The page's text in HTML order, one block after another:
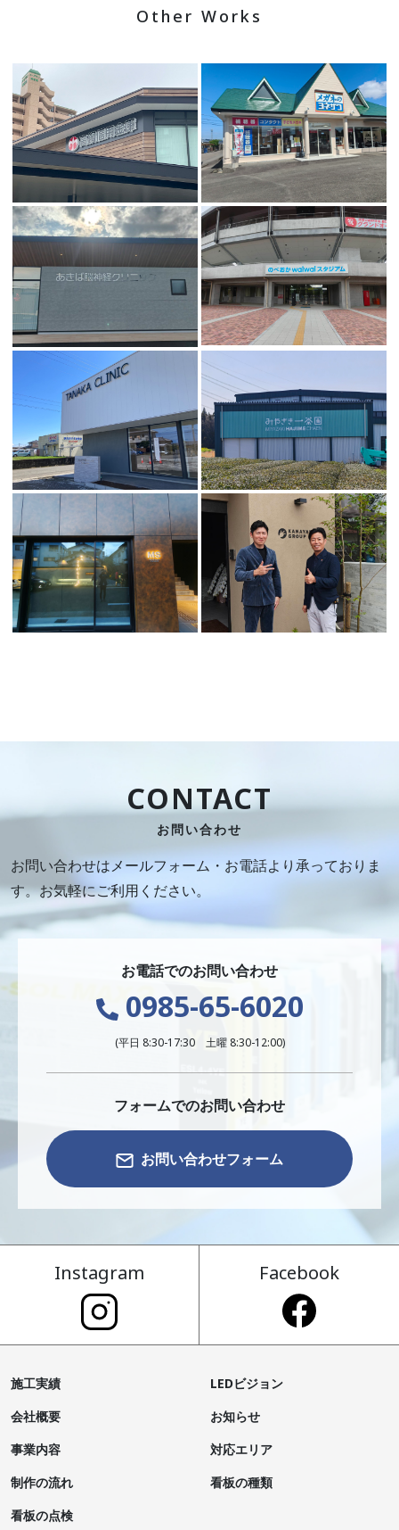
Other Works
CONTACT
お問い合わせ
お問い合わせはメールフォーム・お電話より承っておりま
す。お気軽にご利用ください。
お電話でのお問い合わせ
0985-65-6020
(平日 8:30-17:30 土曜 8:30-12:00)
フォームでのお問い合わせ
お問い合わせフォーム
Instagram Facebook
施工実績
LEDビジョン
会社概要
お知らせ
事業内容
対応エリア
制作の流れ
看板の種類
看板の点検